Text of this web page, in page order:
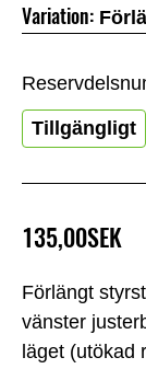
Förlängt
vänster
läget (utökad
135,00SEK
Variation:
Tillgängligt